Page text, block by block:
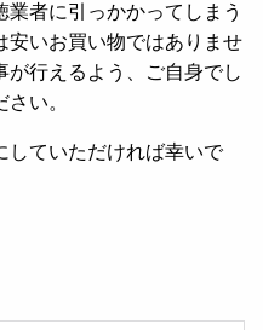
者に引っかかってしまう
安いお買い物ではありませ
が行えるよう、ご自身でし
い。
していただければ幸いで